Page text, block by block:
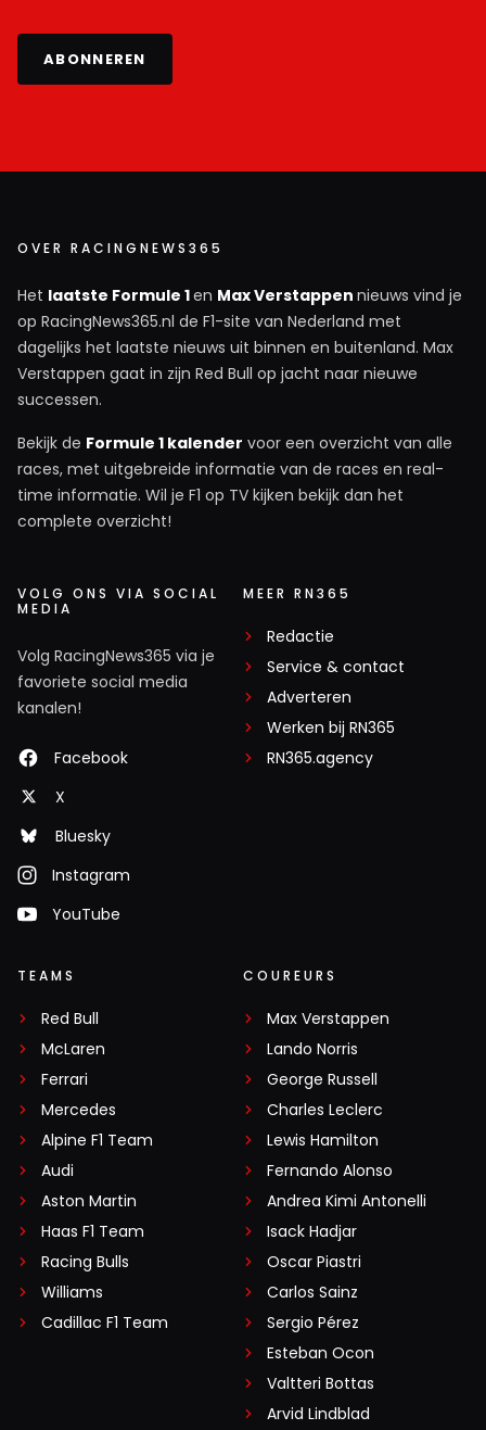
ABONNEREN
OVER RACINGNEWS365
Het laatste Formule 1en Max Verstappen nieuws vind je
op RacingNews365.nl de F1-site van Nederland met
dagelijks het laatste nieuws uit binnen en buitenland. Max
Verstappen gaat in zijn Red Bull op jacht naar nieuwe
successen.
Bekijk de Formule 1 kalender voor een overzicht van alle
races, met uitgebreide informatie van de races en real-
time informatie. Wil je F1 op TV kijken bekijk dan het
complete overzicht!
VOLG ONS VIA SOCIAL
MEDIA
Volg RacingNews365 via je
favoriete social media
kanalen!
Facebook
X
Bluesky
Instagram
YouTube
MEER RN365
Redactie
Service & contact
Adverteren
Werken bij RN365
RN365.agency
TEAMS
Red Bull
McLaren
Ferrari
Mercedes
Alpine F1 Team
Audi
Aston Martin
Haas F1 Team
Racing Bulls
Williams
Cadillac F1 Team
COUREURS
Max Verstappen
Lando Norris
George Russell
Charles Leclerc
Lewis Hamilton
Fernando Alonso
Andrea Kimi Antonelli
Isack Hadjar
Oscar Piastri
Carlos Sainz
Sergio Pérez
Esteban Ocon
Valtteri Bottas
Arvid Lindblad